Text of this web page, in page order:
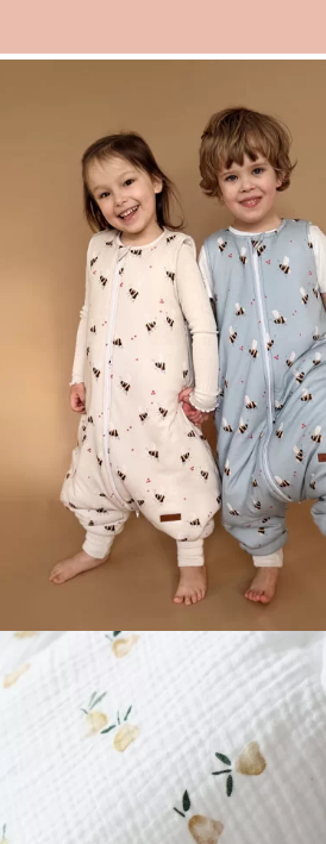
Śpiworki do spaniaProdukty